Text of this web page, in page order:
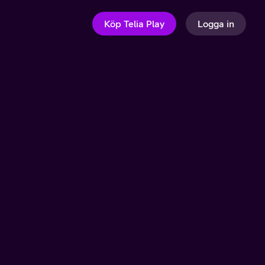
Köp Telia Play Logga in